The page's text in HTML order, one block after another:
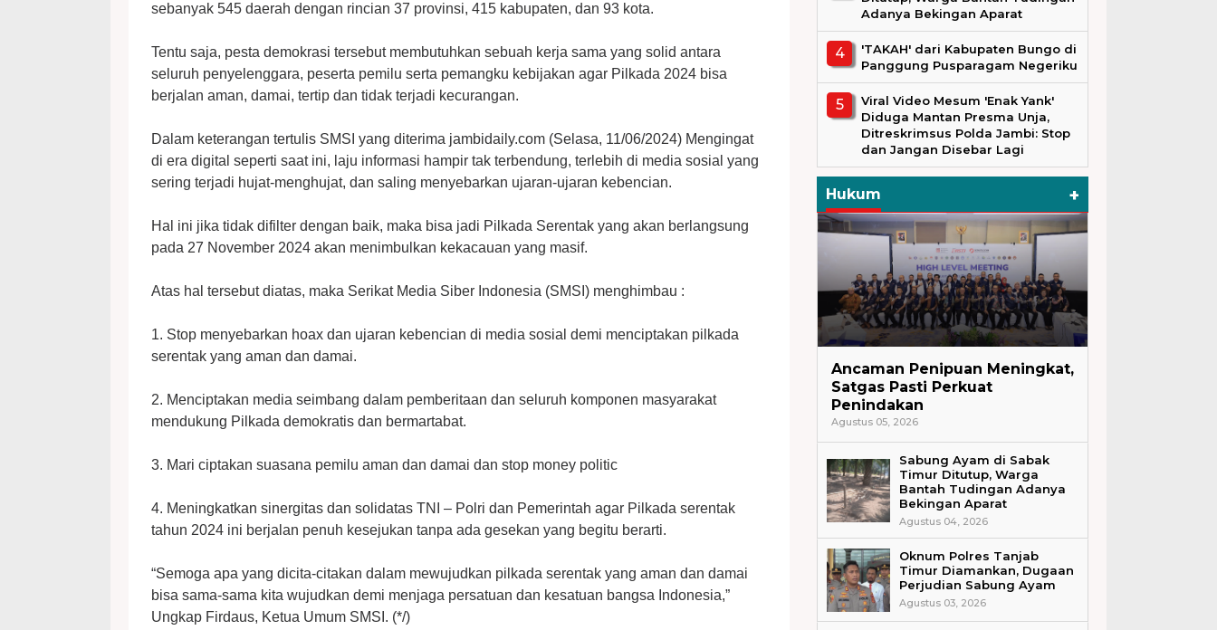
sebanyak 545 daerah dengan rincian 37 provinsi, 415 kabupaten, dan 93 kota.
Tentu saja, pesta demokrasi tersebut membutuhkan sebuah kerja sama yang solid antara
seluruh penyelenggara, peserta pemilu serta pemangku kebijakan agar Pilkada 2024 bisa
berjalan aman, damai, tertip dan tidak terjadi kecurangan.
Dalam keterangan tertulis SMSI yang diterima jambidaily.com (Selasa, 11/06/2024) Mengingat
di era digital seperti saat ini, laju informasi hampir tak terbendung, terlebih di media sosial yang
sering terjadi hujat-menghujat, dan saling menyebarkan ujaran-ujaran kebencian.
Hal ini jika tidak difilter dengan baik, maka bisa jadi Pilkada Serentak yang akan berlangsung
pada 27 November 2024 akan menimbulkan kekacauan yang masif.
Atas hal tersebut diatas, maka Serikat Media Siber Indonesia (SMSI) menghimbau :
1. Stop menyebarkan hoax dan ujaran kebencian di media sosial demi menciptakan pilkada
serentak yang aman dan damai.
2. Menciptakan media seimbang dalam pemberitaan dan seluruh komponen masyarakat
mendukung Pilkada demokratis dan bermartabat.
3. Mari ciptakan suasana pemilu aman dan damai dan stop money politic
4. Meningkatkan sinergitas dan solidatas TNI – Polri dan Pemerintah agar Pilkada serentak
tahun 2024 ini berjalan penuh kesejukan tanpa ada gesekan yang begitu berarti.
“Semoga apa yang dicita-citakan dalam mewujudkan pilkada serentak yang aman dan damai
bisa sama-sama kita wujudkan demi menjaga persatuan dan kesatuan bangsa Indonesia,”
Ungkap Firdaus, Ketua Umum SMSI. (*/)
Adanya Bekingan Aparat
'TAKAH' dari Kabupaten Bungo di
Panggung Pusparagam Negeriku
Viral Video Mesum 'Enak Yank'
Diduga Mantan Presma Unja,
Ditreskrimsus Polda Jambi: Stop
dan Jangan Disebar Lagi
Hukum +
Ancaman Penipuan Meningkat,
Satgas Pasti Perkuat
Penindakan
Agustus 05, 2026
Sabung Ayam di Sabak
Timur Ditutup, Warga
Bantah Tudingan Adanya
Bekingan Aparat
Agustus 04, 2026
Oknum Polres Tanjab
Timur Diamankan, Dugaan
Perjudian Sabung Ayam
Agustus 03, 2026